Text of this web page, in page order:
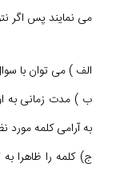
می نمایند پس اگر
الف ) می توان با
ب ) مدت زمانی به
به آرامی کلمه مورد
ج) کلمه را ظاهرا